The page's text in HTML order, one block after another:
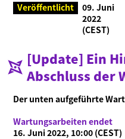
Wie
Veröffentlicht
09. Juni
2022
(CEST)
[Update] Ein
Abschluss der
Der unten aufgeführte
Wartungsarbeiten endet
16. Juni 2022, 10:00 (CEST)